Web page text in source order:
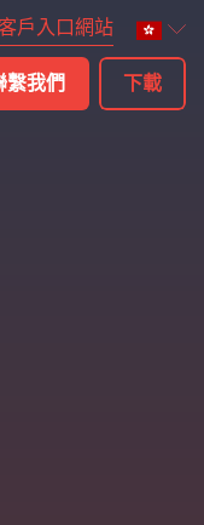
客戶入口網站
繫我們 下載